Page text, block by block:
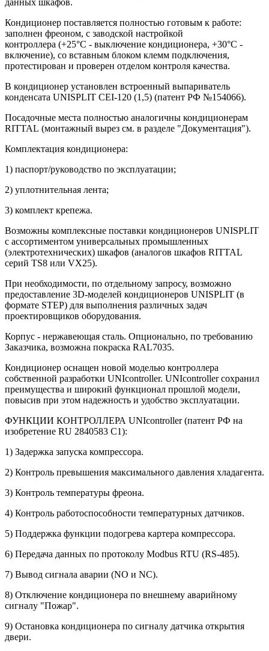
Кондиционер поставляется полностью готовым к работе:
заполнен фреоном, с заводской настройкой
контроллера (+25°С - выключение кондиционера, +30°С -
включение), со вставным блоком клемм подключения,
протестирован и проверен отделом контроля качества.
В кондиционер установлен встроенный выпариватель
конденсата UNISPLIT CEI-120 (1,5) (патент РФ №154066).
Посадочные места полностью аналогичны кондиционерам
RITTAL (монтажный вырез см. в разделе "Документация").
Комплектация кондиционера:
1) паспорт/руководство по эксплуатации;
2) уплотнительная лента;
3) комплект крепежа.
Возможны комплексные поставки кондиционеров UNISPLIT
c ассортиментом универсальных промышленных
(электротехнических) шкафов (аналогов шкафов RITTAL
серий TS8 или VX25).
При необходимости, по отдельному запросу, возможно
предоставление 3D-моделей кондиционеров UNISPLIT (в
формате STEP) для выполнения различных задач
проектировщиков оборудования.
Корпус - нержавеющая сталь. Опционально, по требованию
Заказчика, возможна покраска RAL7035.
Кондиционер оснащен новой моделью контроллера
собственной разработки UNIcontroller. UNIcontroller сохранил
преимущества и широкий функционал прошлой модели,
повысив при этом надежность и удобство эксплуатации.
ФУНКЦИИ КОНТРОЛЛЕРА UNIcontroller (патент РФ на
изобретение RU 2840583 C1):
1) Задержка запуска компрессора.
2) Контроль превышения максимального давления хладагента.
3) Контроль температуры фреона.
4) Контроль работоспособности температурных датчиков.
5) Поддержка функции подогрева картера компрессора.
6) Передача данных по протоколу Modbus RTU (RS-485).
7) Вывод сигнала аварии (NO и NC).
8) Отключение кондиционера по внешнему аварийному
сигналу "Пожар".
9) Остановка кондиционера по сигналу датчика открытия
двери.